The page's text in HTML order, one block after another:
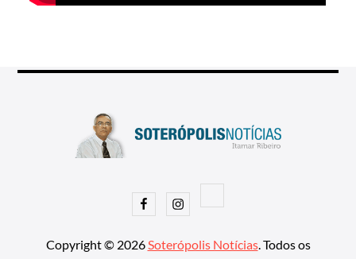
FacebookInstagram
Copyright © 2026 Soterópolis Notícias. Todos os